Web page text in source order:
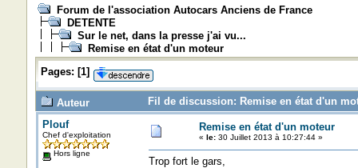
Forum de l'association Autocars Anciens de France
DETENTE
Sur le net, dans la presse j'ai vu...
Remise en état d'un moteur
Pages: [1]
Auteur
Fil de discussion: Remise en état d'un
Plouf
Chef d'exploitation
Hors ligne
Remise en état d'un moteur
« le:30 Juillet 2013 à 10:27:44 »
Trop fort le gars,